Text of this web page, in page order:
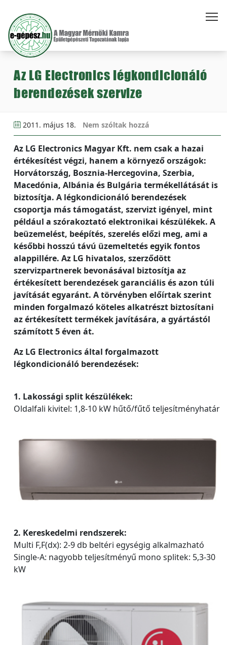
Az LG Electronics légkondicionáló
berendezések szervize
2011. május 18. Nem szóltak hozzá
Az LG Electronics Magyar Kft. nem csak a hazai
értékesítést végzi, hanem a környező országok:
Horvátország, Bosznia-Hercegovina, Szerbia,
Macedónia, Albánia és Bulgária termékellátását is
biztosítja. A légkondicionáló berendezések
csoportja más támogatást, szervizt igényel, mint
például a szórakoztató elektronikai készülékek. A
beüzemelést, beépítés, szerelés előzi meg, ami a
későbbi hosszú távú üzemeltetés egyik fontos
alappillére. Az LG hivatalos, szerződött
szervizpartnerek bevonásával biztosítja az
értékesített berendezések garanciális és azon túli
javítását egyaránt. A törvényben előírtak szerint
minden forgalmazó köteles alkatrészt biztosítani
az értékesített termékek javítására, a gyártástól
számított 5 éven át.
Az LG Electronics által forgalmazott
légkondicionáló berendezések:
1. Lakossági split készülékek:
Oldalfali kivitel: 1,8-10 kW hűtő/fűtő teljesítményhatár
2. Kereskedelmi rendszerek:
Multi F,F(dx): 2-9 db beltéri egységig alkalmazható
Single-A: nagyobb teljesítményű mono splitek: 5,3-30
kW